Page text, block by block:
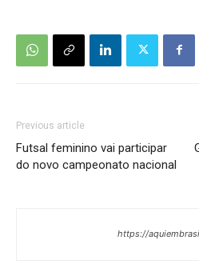
Previous article
Futsal feminino vai participar
do novo campeonato nacional
https://